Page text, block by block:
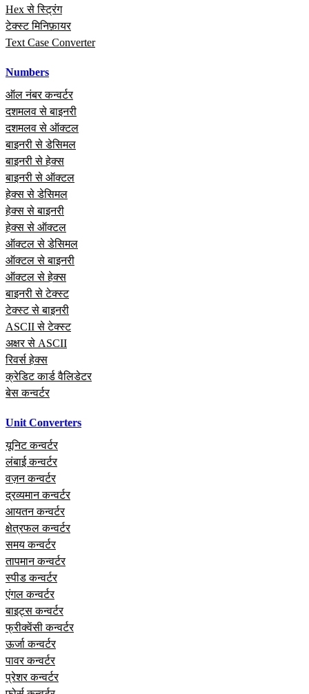
Hex से स्ट्रिंग
टेक्स्ट मिनिफ़ायर
Text Case Converter
Numbers
ऑल नंबर कन्वर्टर
दशमलव से बाइनरी
दशमलव से ऑक्टल
बाइनरी से डेसिमल
बाइनरी से हेक्स
बाइनरी से ऑक्टल
हेक्स से डेसिमल
हेक्स से बाइनरी
हेक्स से ऑक्टल
ऑक्टल से डेसिमल
ऑक्टल से बाइनरी
ऑक्टल से हेक्स
बाइनरी से टेक्स्ट
टेक्स्ट से बाइनरी
ASCII से टेक्स्ट
अक्षर से ASCII
रिवर्स हेक्स
क्रेडिट कार्ड वैलिडेटर
बेस कन्वर्टर
Unit Converters
यूनिट कन्वर्टर
लंबाई कन्वर्टर
वज़न कन्वर्टर
द्रव्यमान कन्वर्टर
आयतन कन्वर्टर
क्षेत्रफल कन्वर्टर
समय कन्वर्टर
तापमान कन्वर्टर
स्पीड कन्वर्टर
एंगल कन्वर्टर
बाइट्स कन्वर्टर
फ्रीक्वेंसी कन्वर्टर
ऊर्जा कन्वर्टर
पावर कन्वर्टर
प्रेशर कन्वर्टर